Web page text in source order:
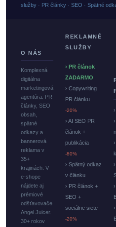
služby · PR články · SEO · Spätné
O NÁS
Komplexná
digitálna
marketingová
agentúra. PR
články, SEO
obsah,
spätné
odkazy a
bannerová
reklama v
35+
krajinách. V
e-shope
nájdete aj
prémiové
odšťavovače
Angel Juicer.
30+ rokov
REKLAMNÉ
SLUŽBY
› PR článok
ZADARMO
› Copywriting
PR článku
-20%
› AI SEO PR
článok +
publikácia
-80%
› Spätný odkaz
v článku
› PR článok +
SEO +
sociálne siete
-20%